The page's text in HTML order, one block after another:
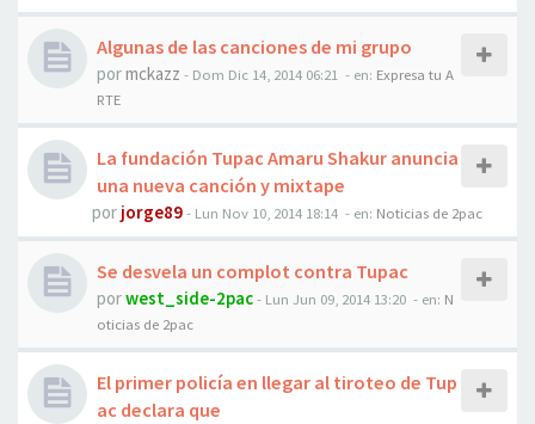
Algunas de las canciones de mi grupo
pormckazz - Dom Dic 14, 2014 06:21 - en: Expresa tu A
RTE
La fundación Tupac Amaru Shakur anuncia
una nueva canción y mixtape
por jorge89- Lun Nov 10, 2014 18:14 - en: Noticias de 2pac
Se desvela un complot contra Tupac
porwest_side-2pac- Lun Jun 09, 2014 13:20 - en: N
oticias de 2pac
El primer policía en llegar al tiroteo de Tup
ac declara que